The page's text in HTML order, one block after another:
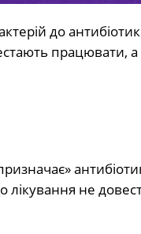
до
працювати, а
лікування не